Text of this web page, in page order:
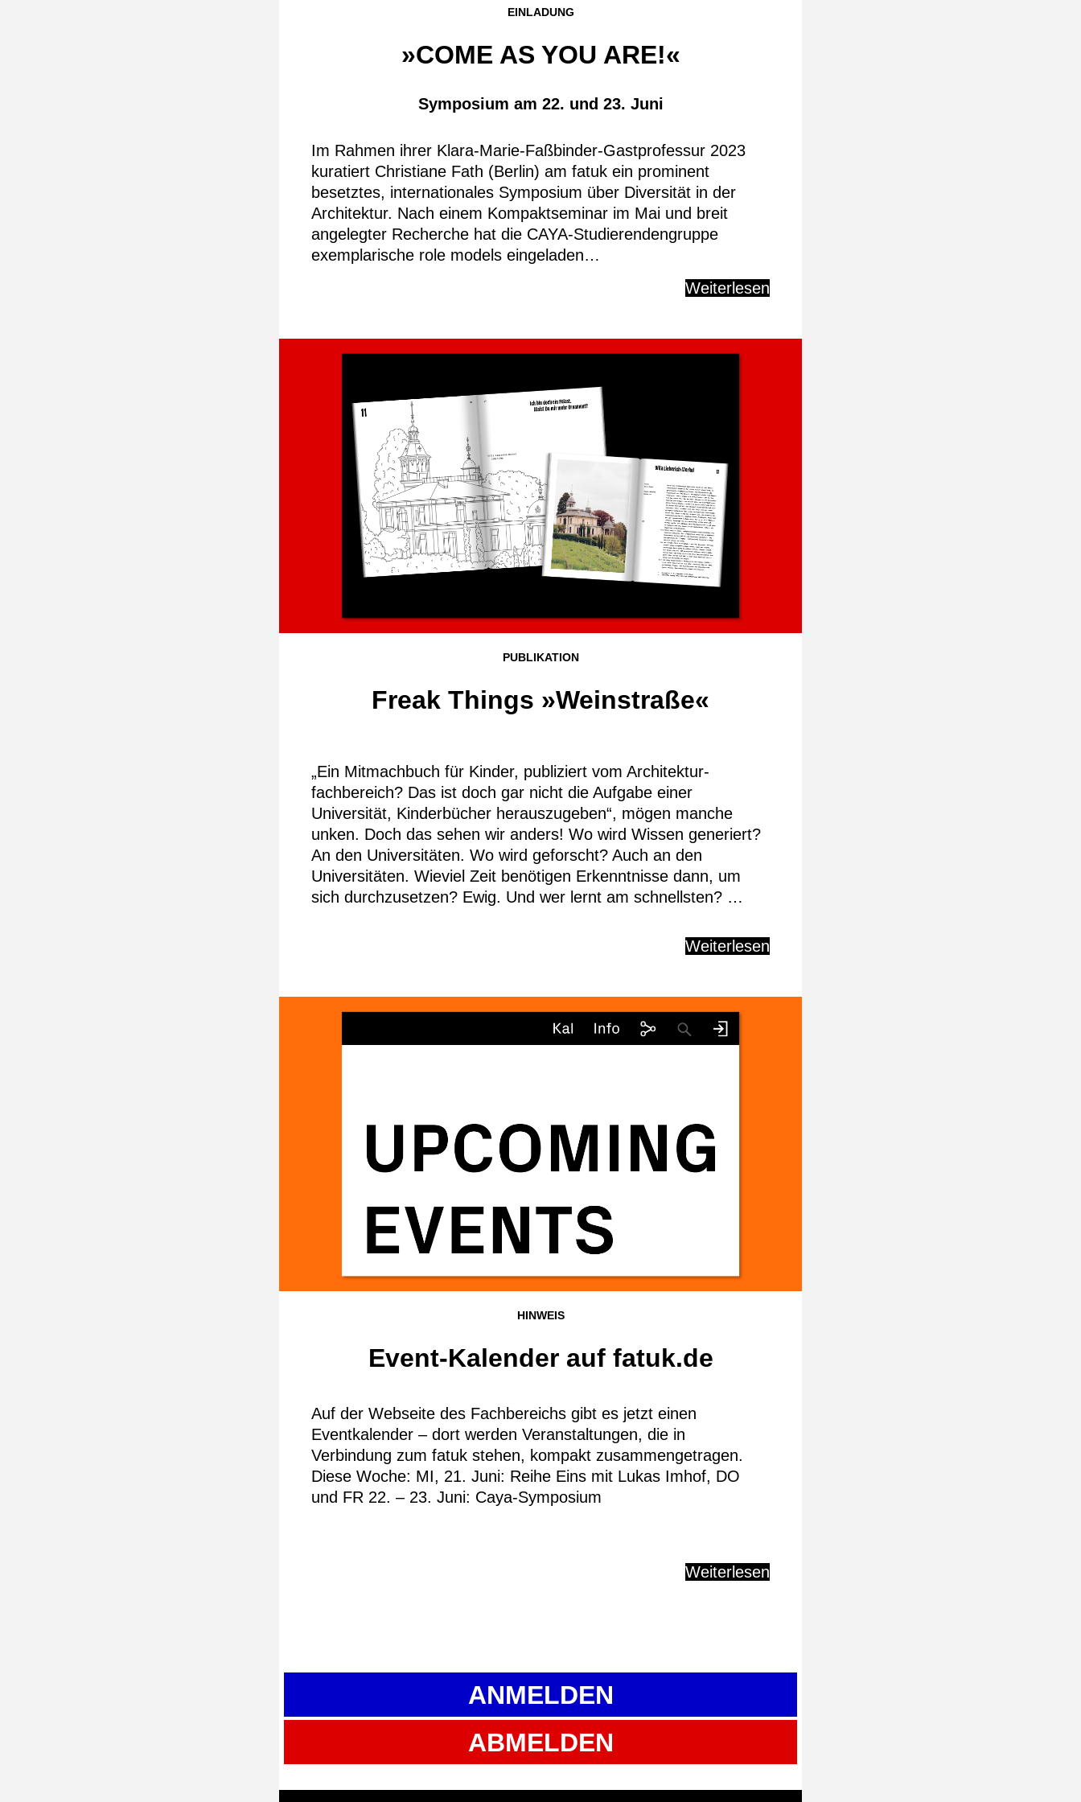
EINLADUNG
»COME AS YOU ARE!«
Symposium am 22. und 23. Juni
Im Rahmen ihrer Klara-Marie-Faßbinder-Gastprofessur 2023
kuratiert Christiane Fath (Berlin) am fatuk ein prominent
besetztes, internationales Symposium über Diversität in der
Architektur. Nach einem Kompaktseminar im Mai und breit
angelegter Recherche hat die CAYA-Studierendengruppe
exemplarische role models eingeladen…
Weiterlesen
PUBLIKATION
Freak Things »Weinstraße«
„Ein Mitmachbuch für Kinder, publiziert vom Architektur-
fachbereich? Das ist doch gar nicht die Aufgabe einer
Universität, Kinderbücher herauszugeben“, mögen manche
unken. Doch das sehen wir anders! Wo wird Wissen generiert?
An den Universitäten. Wo wird geforscht? Auch an den
Universitäten. Wieviel Zeit benötigen Erkenntnisse dann, um
sich durchzusetzen? Ewig. Und wer lernt am schnellsten? …
Weiterlesen
HINWEIS
Event-Kalender auf fatuk.de
Auf der Webseite des Fachbereichs gibt es jetzt einen
Eventkalender – dort werden Veranstaltungen, die in
Verbindung zum fatuk stehen, kompakt zusammengetragen.
Diese Woche: MI, 21. Juni: Reihe Eins mit Lukas Imhof, DO
und FR 22. – 23. Juni: Caya-Symposium
Weiterlesen
ANMELDEN
ABMELDEN